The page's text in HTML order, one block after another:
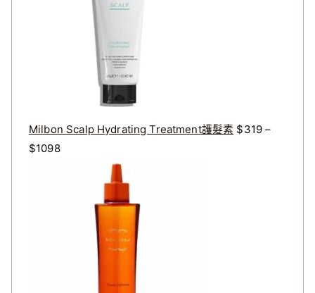
：
Milbon Scalp Hydrating Treatment護髮素 $319 –
$1098價